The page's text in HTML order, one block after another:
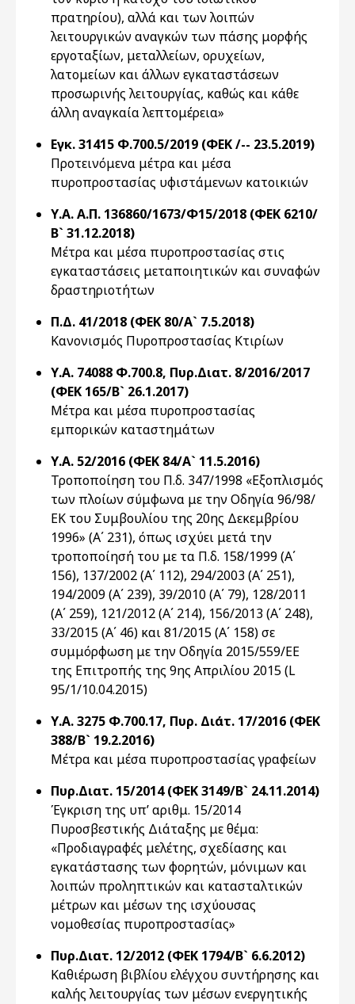
πρατηρίου), αλλά και των λοιπών
λειτουργικών αναγκών των πάσης μορφής
εργοταξίων, μεταλλείων, ορυχείων,
λατομείων και άλλων εγκαταστάσεων
προσωρινής λειτουργίας, καθώς και κάθε
άλλη αναγκαία λεπτομέρεια»
Εγκ. 31415 Φ.700.5/2019 (ΦΕΚ /-- 23.5.2019)
Προτεινόμενα μέτρα και μέσα
πυροπροστασίας υφιστάμενων κατοικιών
Υ.Α. Α.Π. 136860/1673/Φ15/2018 (ΦΕΚ 6210/
Β` 31.12.2018)
Μέτρα και μέσα πυροπροστασίας στις
εγκαταστάσεις μεταποιητικών και συναφών
δραστηριοτήτων
Π.Δ. 41/2018 (ΦΕΚ 80/Α` 7.5.2018)
Κανονισμός Πυροπροστασίας Κτιρίων
Υ.Α. 74088 Φ.700.8, Πυρ.Διατ. 8/2016/2017
(ΦΕΚ 165/Β` 26.1.2017)
Μέτρα και μέσα πυροπροστασίας
εμπορικών καταστημάτων
Υ.Α. 52/2016 (ΦΕΚ 84/Α` 11.5.2016)
Τροποποίηση του Π.δ. 347/1998 «Εξοπλισμός
των πλοίων σύμφωνα με την Οδηγία 96/98/
ΕΚ του Συμβουλίου της 20ης Δεκεμβρίου
1996» (Α΄ 231), όπως ισχύει μετά την
τροποποίησή του με τα Π.δ. 158/1999 (Α΄
156), 137/2002 (Α΄ 112), 294/2003 (Α΄ 251),
194/2009 (Α΄ 239), 39/2010 (Α΄ 79), 128/2011
(Α΄ 259), 121/2012 (Α΄ 214), 156/2013 (Α΄ 248),
33/2015 (Α΄ 46) και 81/2015 (Α΄ 158) σε
συμμόρφωση με την Οδηγία 2015/559/ΕΕ
της Επιτροπής της 9ης Απριλίου 2015 (L
95/1/10.04.2015)
Υ.Α. 3275 Φ.700.17, Πυρ. Διάτ. 17/2016 (ΦΕΚ
388/Β` 19.2.2016)
Μέτρα και μέσα πυροπροστασίας γραφείων
Πυρ.Διατ. 15/2014 (ΦΕΚ 3149/Β` 24.11.2014)
Έγκριση της υπ’ αριθμ. 15/2014
Πυροσβεστικής Διάταξης με θέμα:
«Προδιαγραφές μελέτης, σχεδίασης και
εγκατάστασης των φορητών, μόνιμων και
λοιπών προληπτικών και κατασταλτικών
μέτρων και μέσων της ισχύουσας
νομοθεσίας πυροπροστασίας»
Πυρ.Διατ. 12/2012 (ΦΕΚ 1794/Β` 6.6.2012)
Καθιέρωση βιβλίου ελέγχου συντήρησης και
καλής λειτουργίας των μέσων ενεργητικής